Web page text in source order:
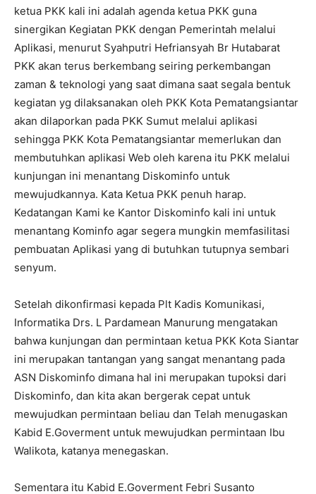
ketua PKK kali ini adalah agenda ketua PKK guna
sinergikan Kegiatan PKK dengan Pemerintah melalui
Aplikasi, menurut Syahputri Hefriansyah Br Hutabarat
PKK akan terus berkembang seiring perkembangan
zaman & teknologi yang saat dimana saat segala bentuk
kegiatan yg dilaksanakan oleh PKK Kota Pematangsiantar
akan dilaporkan pada PKK Sumut melalui aplikasi
sehingga PKK Kota Pematangsiantar memerlukan dan
membutuhkan aplikasi Web oleh karena itu PKK melalui
kunjungan ini menantang Diskominfo untuk
mewujudkannya. Kata Ketua PKK penuh harap.
Kedatangan Kami ke Kantor Diskominfo kali ini untuk
menantang Kominfo agar segera mungkin memfasilitasi
pembuatan Aplikasi yang di butuhkan tutupnya sembari
senyum.
Setelah dikonfirmasi kepada Plt Kadis Komunikasi,
Informatika Drs. L Pardamean Manurung mengatakan
bahwa kunjungan dan permintaan ketua PKK Kota Siantar
ini merupakan tantangan yang sangat menantang pada
ASN Diskominfo dimana hal ini merupakan tupoksi dari
Diskominfo, dan kita akan bergerak cepat untuk
mewujudkan permintaan beliau dan Telah menugaskan
Kabid E.Goverment untuk mewujudkan permintaan Ibu
Walikota, katanya menegaskan.
Sementara itu Kabid E.Goverment Febri Susanto